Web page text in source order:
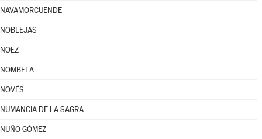
NAVAMORCUENDE
NOBLEJAS
NOEZ
NOMBELA
NOVÉS
NUMANCIA DE LA SAGRA
NUÑO GÓMEZ